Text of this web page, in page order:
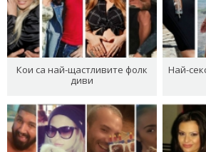
Кои са най-щастливите фолк
диви
Най-